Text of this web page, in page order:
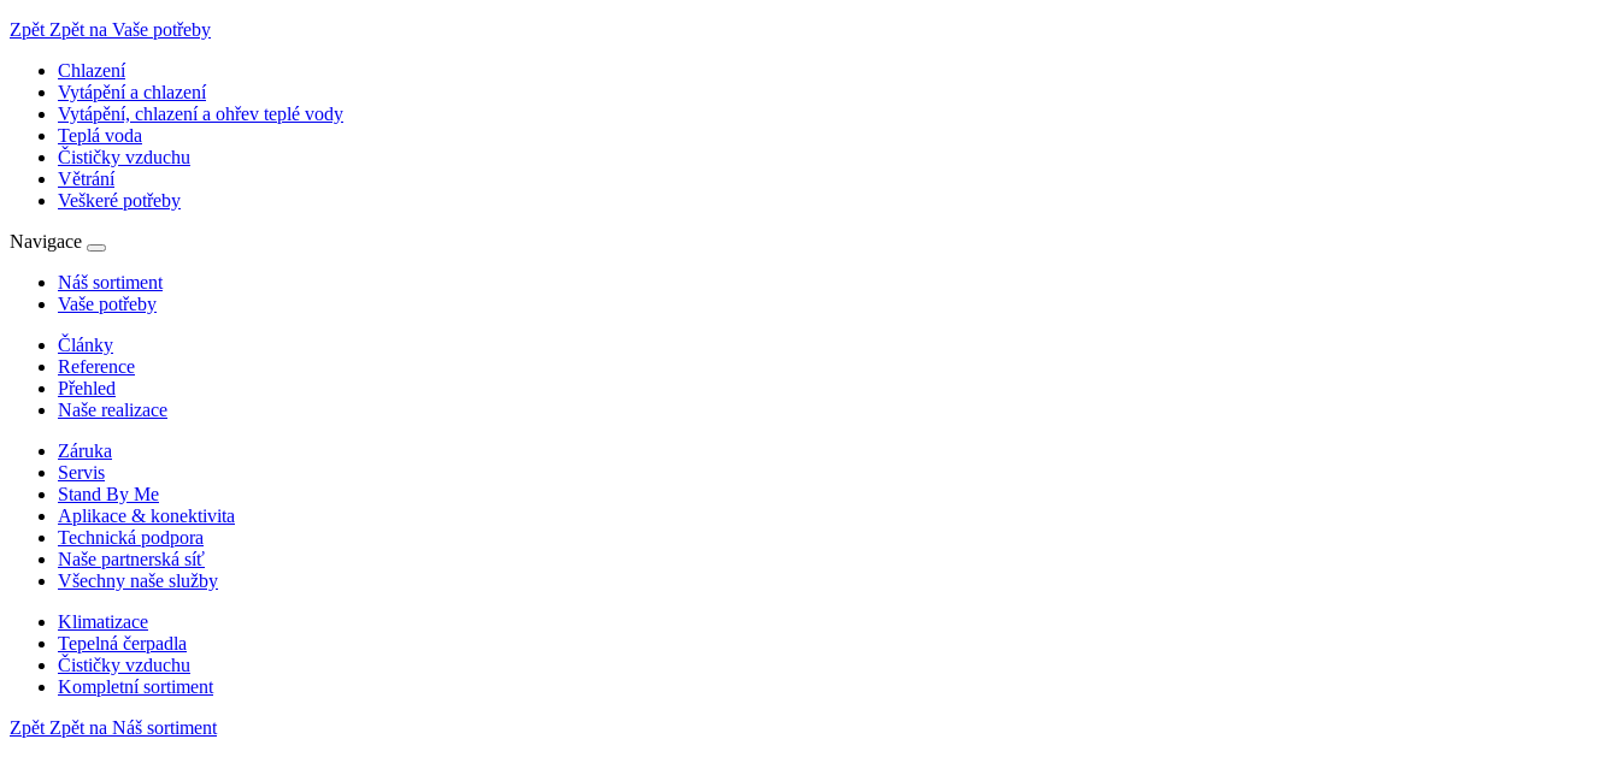
Zpět Zpět na Vaše potřeby
Chlazení
Vytápění a chlazení
Vytápění, chlazení a ohřev teplé vody
Teplá voda
Čističky vzduchu
Větrání
Veškeré potřeby
Navigace
Náš sortiment
Vaše potřeby
Články
Reference
Přehled
Naše realizace
Záruka
Servis
Stand By Me
Aplikace & konektivita
Technická podpora
Naše partnerská síť
Všechny naše služby
Klimatizace
Tepelná čerpadla
Čističky vzduchu
Kompletní sortiment
Zpět Zpět na Náš sortiment